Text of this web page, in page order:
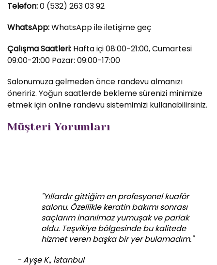
Telefon:0 (532) 263 03 92
WhatsApp:WhatsApp ile iletişime geç
Çalışma Saatleri: Hafta içi 08:00-21:00, Cumartesi
09:00-21:00 Pazar: 09:00-17:00
Salonumuza gelmeden önce randevu almanızı
öneririz. Yoğun saatlerde bekleme sürenizi minimize
etmek için online randevu sistemimizi kullanabilirsiniz.
Müşteri Yorumları
"Yıllardır gittiğim en profesyonel kuaför
salonu. Özellikle keratin bakımı sonrası
saçlarım inanılmaz yumuşak ve parlak
oldu. Teşvikiye bölgesinde bu kalitede
hizmet veren başka bir yer bulamadım."
- Ayşe K., İstanbul